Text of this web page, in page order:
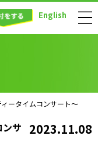
English
ータイムコンサート〜
サ
2023.11.08